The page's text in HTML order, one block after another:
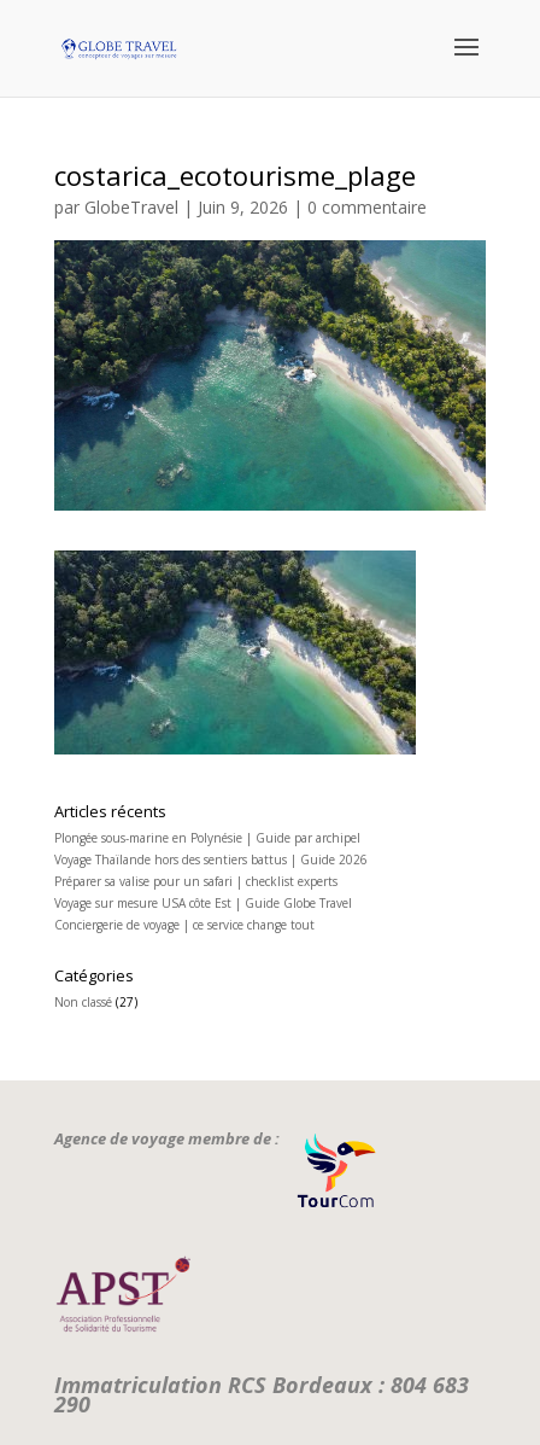
costarica_ecotourisme_plage
par GlobeTravel | Juin 9, 2026 | 0 commentaire
Articles récents
Plongée sous-marine en Polynésie | Guide par archipel
Voyage Thaïlande hors des sentiers battus | Guide 2026
Préparer sa valise pour un safari | checklist experts
Voyage sur mesure USA côte Est | Guide Globe Travel
Conciergerie de voyage | ce service change tout
Catégories
Non classé(27)
Agence de voyage membre de :
Immatriculation RCS Bordeaux : 804 683
290